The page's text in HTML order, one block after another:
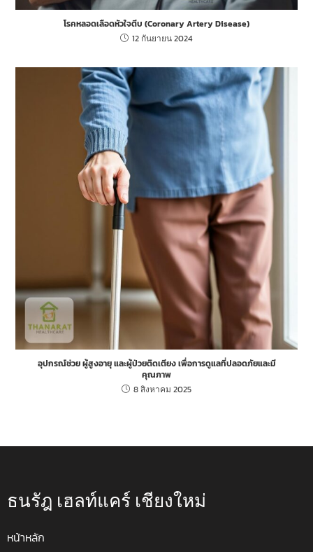
โรคหลอดเลือดหัวใจตีบ (Coronary Artery Disease)
12 กันยายน 2024
อุปกรณ์ช่วย ผู้สูงอายุ และผู้ป่วยติดเตียง เพื่อการดูแลที่ปลอดภัยและมี
คุณภาพ
8 สิงหาคม 2025
ธนรัฎ เฮลท์แคร์ เชียงใหม่
หน้าหลัก